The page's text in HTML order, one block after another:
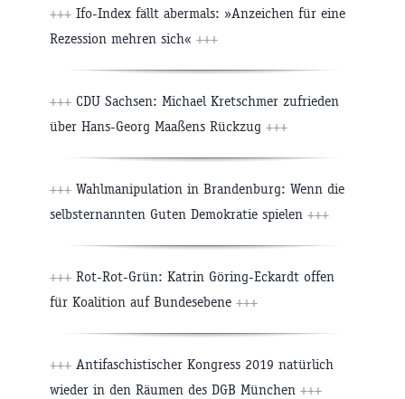
+++ Ifo-Index fällt abermals: »Anzeichen für eine
Rezession mehren sich« +++
+++ CDU Sachsen: Michael Kretschmer zufrieden
über Hans-Georg Maaßens Rückzug +++
+++ Wahlmanipulation in Brandenburg: Wenn die
selbsternannten Guten Demokratie spielen +++
+++ Rot-Rot-Grün: Katrin Göring-Eckardt offen
für Koalition auf Bundesebene +++
+++ Antifaschistischer Kongress 2019 natürlich
wieder in den Räumen des DGB München +++